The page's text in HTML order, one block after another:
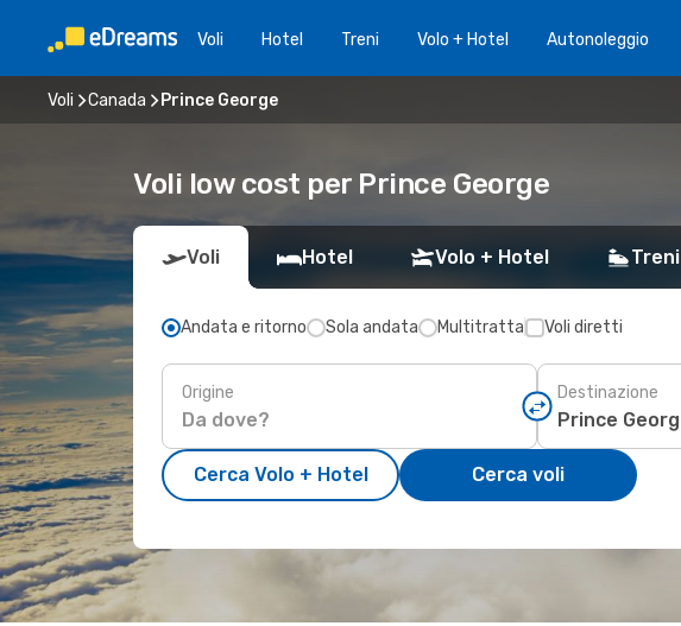
Voli Hotel Treni Volo + Hotel Autonoleggio
Voli Canada Prince George
Voli low cost per Prince George
Voli Hotel Volo + Hotel Treni
Andata e ritorno Sola andata Multitratta Voli diretti
Origine Destinazione
Cerca Volo + Hotel Cerca voli